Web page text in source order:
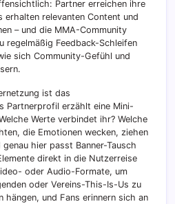
Partner erreichen ihre
erhalten relevanten Content und
– und die MMA-Community
regelmäßig Feedback-Schleifen
sich Community-Gefühl und
ist das
Partnerprofil erzählt eine Mini-
Werte verbindet ihr? Welche
die Emotionen wecken, ziehen
hier passt Banner-Tausch
direkt in die Nutzerreise
oder Audio-Formate, um
oder Vereins-This-Is-Us zu
hängen, und Fans erinnern sich an